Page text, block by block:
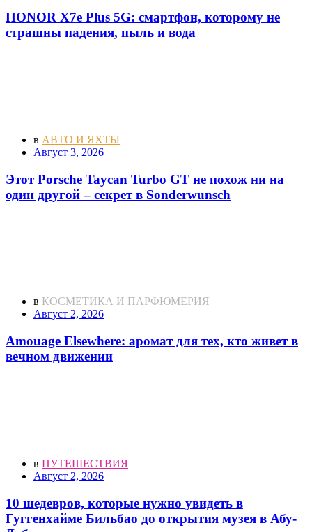
HONOR X7e Plus 5G: смартфон, которому не
страшны падения, пыль и вода
в АВТО И ЯХТЫ
Август 3, 2026
Этот Porsche Taycan Turbo GT не похож ни на
один другой – секрет в Sonderwunsch
в КОСМЕТИКА И ПАРФЮМЕРИЯ
Август 2, 2026
Amouage Elsewhere: аромат для тех, кто живет в
вечном движении
в ПУТЕШЕСТВИЯ
Август 2, 2026
10 шедевров, которые нужно увидеть в
Гуггенхайме Бильбао до открытия музея в Абу-